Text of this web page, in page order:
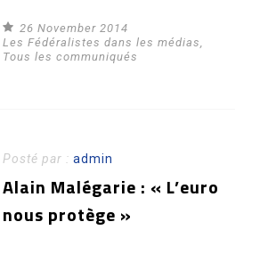
26 November 2014
Les Fédéralistes dans les médias
Tous les communiqués
Posté par :admin
Alain Malégarie : « L’euro
nous protège »